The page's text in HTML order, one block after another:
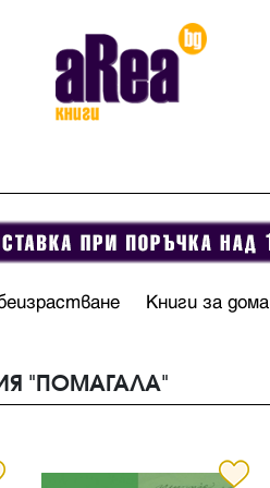
Книги за дома
"ПОМАГАЛА"